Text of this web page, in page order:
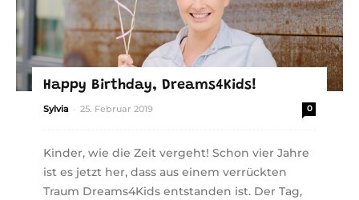
Happy Birthday, Dreams4Kids!
Sylvia - 25. Februar 2019 0
Kinder, wie die Zeit vergeht! Schon vier Jahre
ist es jetzt her, dass aus einem verrückten
Traum Dreams4Kids entstanden ist. Der Tag,